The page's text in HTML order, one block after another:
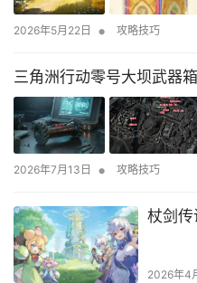
2026年5月22日 • 攻略技巧
三角洲行动零号大坝武器
2026年7月13日 • 攻略技巧
杖剑
2026年4